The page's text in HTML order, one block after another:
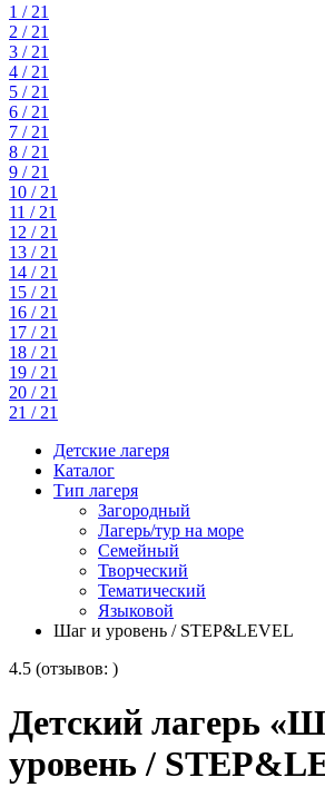
1 / 21
2 / 21
3 / 21
4 / 21
5 / 21
6 / 21
7 / 21
8 / 21
9 / 21
10 / 21
11 / 21
12 / 21
13 / 21
14 / 21
15 / 21
16 / 21
17 / 21
18 / 21
19 / 21
20 / 21
21 / 21
Детские лагеря
Каталог
Тип лагеря
Загородный
Лагерь/тур на море
Семейный
Творческий
Тематический
Языковой
Шаг и уровень / STEP&LEVEL
4.5 (отзывов: )
Детский лагерь
уровень /